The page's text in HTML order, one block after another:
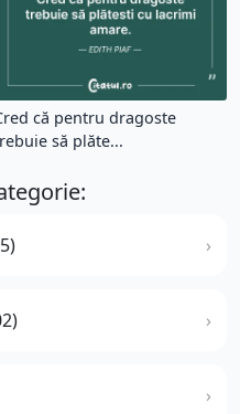
că pentru dragoste
să plăte...